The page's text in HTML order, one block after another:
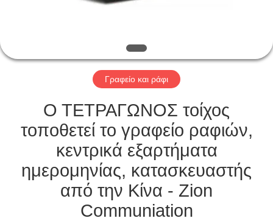
ΜΑΣ
ΕΛΆΤΕ
ΕΠΑΦΉ
ΜΕ
ΖΗΤΉΣΤΕ
ΈΝΑ
ΑΠΌΣΠΑΣΜΑ
Γραφείο και ράφι
Ο ΤΕΤΡΑΓΩΝΟΣ τοίχος
τοποθετεί το γραφείο ραφιών,
κεντρικά εξαρτήματα
ημερομηνίας, κατασκευαστής
από την Κίνα - Zion
Communiation